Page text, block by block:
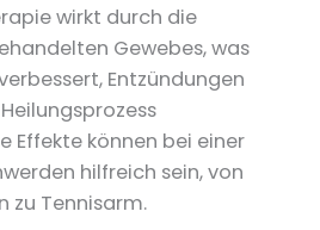
wirkt durch die
Gewebes, was
Entzündungen
Effekte können bei einer
hilfreich sein, von
zu Tennisarm.